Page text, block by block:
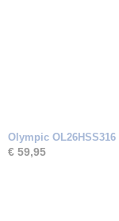
Olympic OL26HSS316
€ 59,95